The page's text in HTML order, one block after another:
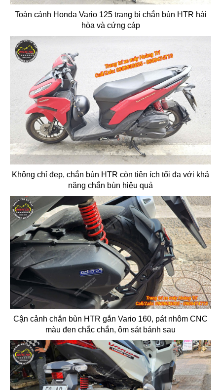
Toàn cảnh Honda Vario 125 trang bị chắn bùn HTR hài
hòa và cứng cáp
Không chỉ đẹp, chắn bùn HTR còn tiện ích tối đa với khả
năng chắn bùn hiệu quả
Cận cảnh chắn bùn HTR gắn Vario 160, pát nhôm CNC
màu đen chắc chắn, ôm sát bánh sau